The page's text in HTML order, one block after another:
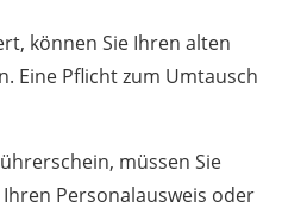
können Sie Ihren alten
Eine Pflicht zum Umtausch
müssen Sie
Personalausweis oder